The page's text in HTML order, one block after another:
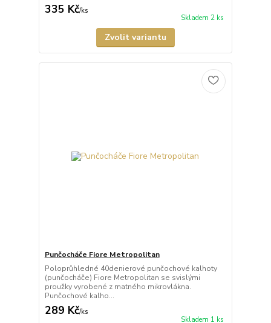
335 Kč/ks
Skladem 2 ks
Zvolit variantu
Punčocháče Fiore Metropolitan
Poloprůhledné 40denierové punčochové kalhoty
(punčocháče) Fiore Metropolitan se svislými
proužky vyrobené z matného mikrovlákna.
Punčochové kalho...
289 Kč/ks
Skladem 1 ks